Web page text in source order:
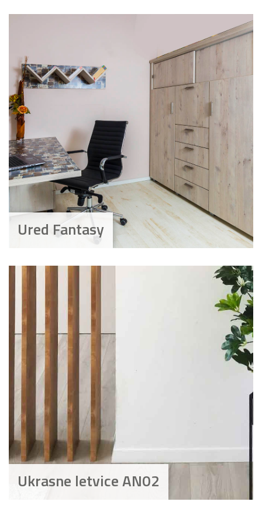
Ured Fantasy
Ukrasne letvice AN02